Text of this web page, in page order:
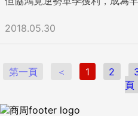
2018.05.30
第一頁 ＜ 1 2
頁